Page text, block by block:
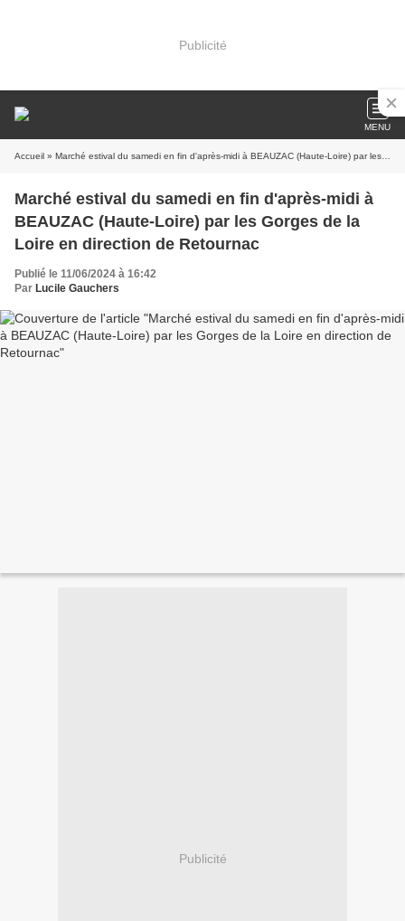
Publicité
MENU
Accueil » Marché estival du samedi en fin d'après-midi à BEAUZAC (Haute-Loire) par les Gorges de la Loire en direction de Retournac
Marché estival du samedi en fin d'après-midi à
BEAUZAC (Haute-Loire) par les Gorges de la
Loire en direction de Retournac
Publié le 11/06/2024 à 16:42
Par Lucile Gauchers
Publicité